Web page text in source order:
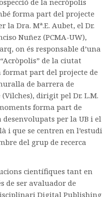
de la necròpolis
forma part del projecte
la Dra. Mª.E. Aubet, el Dr.
Nuñez (PCMA-UW),
on és responsable d’una
de la ciutat
part del projecte de
de barrera de
dirigit pel Dr. L.M.
forma part de
desenvolupats per la UB i el
i que se centren en l’estudi
del grup de recerca
científiques tant en
de ser avaluador de
Digital Publishing